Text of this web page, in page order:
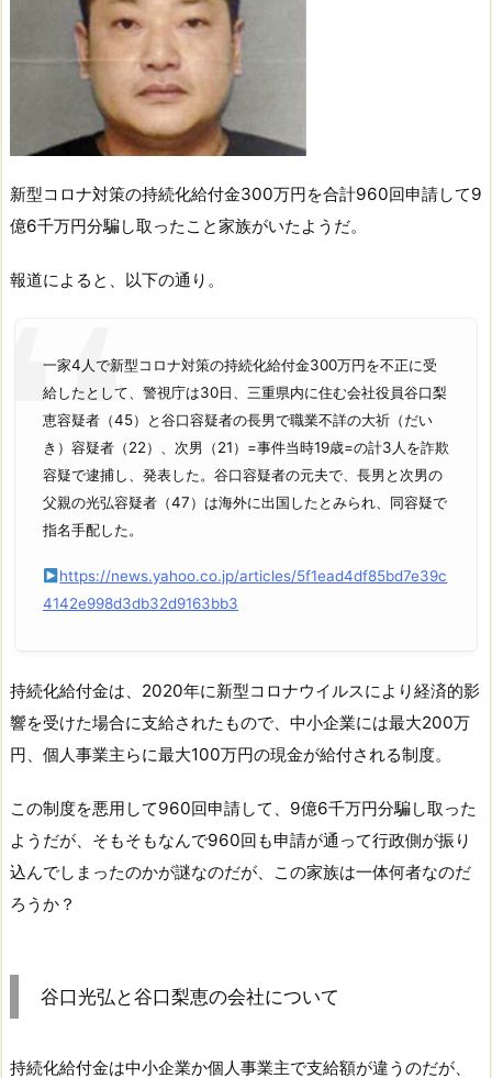
新型コロナ対策の持続化給付金300万円を合計960回申請して9
億6千万円分騙し取ったこと家族がいたようだ。
報道によると、以下の通り。
一家4人で新型コロナ対策の持続化給付金300万円を不正に受
給したとして、警視庁は30日、三重県内に住む会社役員谷口梨
恵容疑者（45）と谷口容疑者の長男で職業不詳の大祈（だい
き）容疑者（22）、次男（21）=事件当時19歳=の計3人を詐欺
容疑で逮捕し、発表した。谷口容疑者の元夫で、長男と次男の
父親の光弘容疑者（47）は海外に出国したとみられ、同容疑で
指名手配した。
https://news.yahoo.co.jp/articles/5f1ead4df85bd7e39c
4142e998d3db32d9163bb3
持続化給付金は、2020年に新型コロナウイルスにより経済的影
響を受けた場合に支給されたもので、中小企業には最大200万
円、個人事業主らに最大100万円の現金が給付される制度。
この制度を悪用して960回申請して、9億6千万円分騙し取った
ようだが、そもそもなんで960回も申請が通って行政側が振り
込んでしまったのかが謎なのだが、この家族は一体何者なのだ
ろうか？
谷口光弘と谷口梨恵の会社について
持続化給付金は中小企業か個人事業主で支給額が違うのだが、